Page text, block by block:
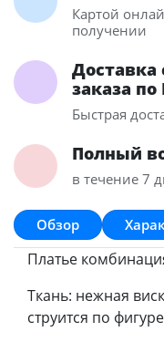
Картой
получении
Доставка
заказа
Быстрая
Полный
в течение 7
Обзор
Платье
Ткань: нежная
струится по